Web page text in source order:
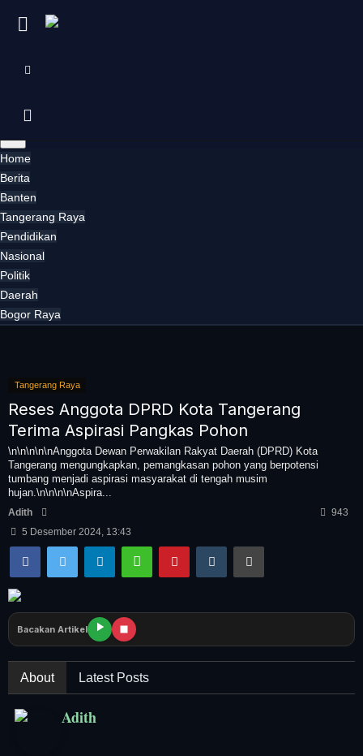
Install
Home
Berita
Banten
Tangerang Raya
Pendidikan
Nasional
Politik
Daerah
Bogor Raya
Home
Contact
Banten
Pendidikan
Nasional
Politik
Daerah
Bogor Raya
Tangerang Raya
Reses Anggota DPRD Kota Tangerang
Terima Aspirasi Pangkas Pohon
\n\n\n\n\nAnggota Dewan Perwakilan Rakyat Daerah (DPRD) Kota
Tangerang mengungkapkan, pemangkasan pohon yang berpotensi
tumbang menjadi aspirasi masyarakat di tengah musim
hujan.\n\n\n\nAspira...
Adith
5 Desember 2024, 13:43
943
Bacakan Artikel
About Latest Posts
Adith